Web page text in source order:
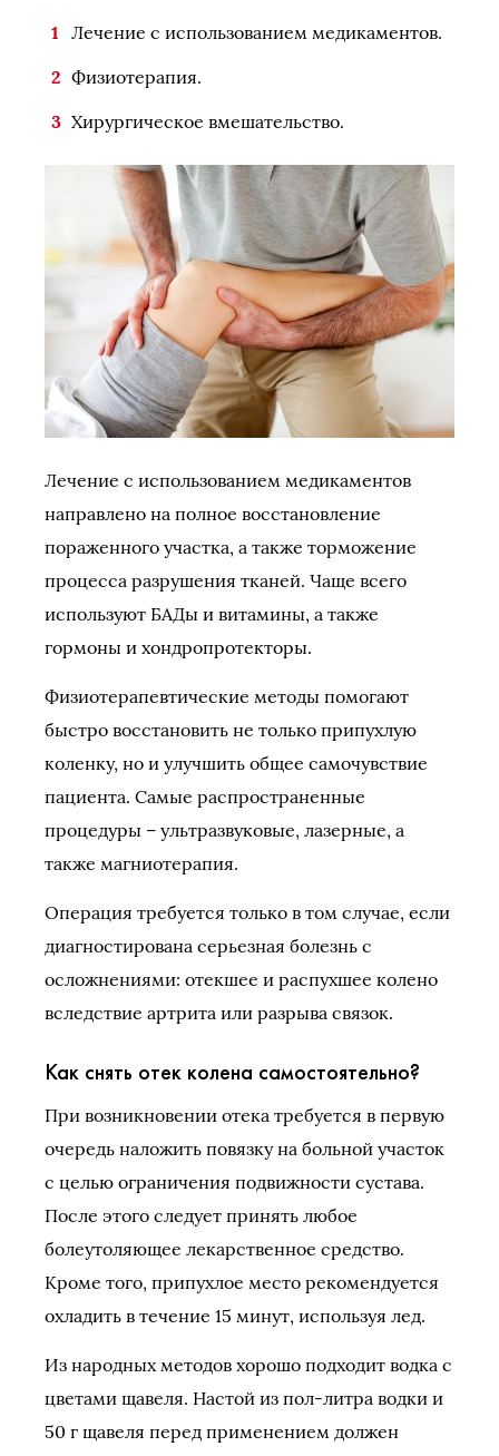
Лечение с использованием медикаментов.
Физиотерапия.
Хирургическое вмешательство.
Лечение с использованием медикаментов
направлено на полное восстановление
пораженного участка, а также торможение
процесса разрушения тканей. Чаще всего
используют БАДы и витамины, а также
гормоны и хондропротекторы.
Физиотерапевтические методы помогают
быстро восстановить не только припухлую
коленку, но и улучшить общее самочувствие
пациента. Самые распространенные
процедуры – ультразвуковые, лазерные, а
также магниотерапия.
Операция требуется только в том случае, если
диагностирована серьезная болезнь с
осложнениями: отекшее и распухшее колено
вследствие артрита или разрыва связок.
Как снять отек колена самостоятельно?
При возникновении отека требуется в первую
очередь наложить повязку на больной участок
с целью ограничения подвижности сустава.
После этого следует принять любое
болеутоляющее лекарственное средство.
Кроме того, припухлое место рекомендуется
охладить в течение 15 минут, используя лед.
Из народных методов хорошо подходит водка с
цветами щавеля. Настой из пол-литра водки и
50 г щавеля перед применением должен